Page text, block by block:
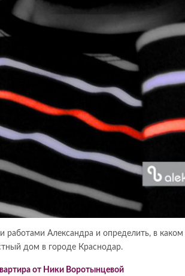
Александра и определить, в каком
дом в городе Краснодар.
от Ники Воротынцевой